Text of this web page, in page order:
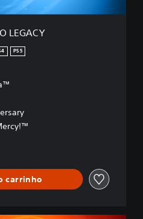
LEGACY
PS5
carrinho